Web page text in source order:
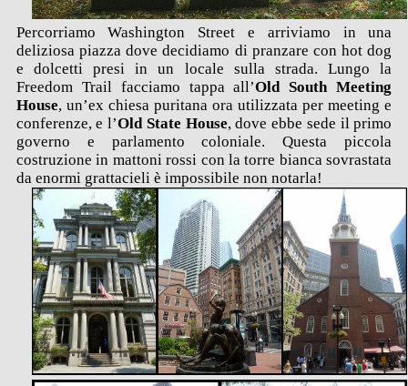
Percorriamo Washington Street e arriviamo in una
deliziosa piazza dove decidiamo di pranzare con hot dog
e dolcetti presi in un locale sulla strada. Lungo la
Freedom Trail facciamo tappa all’Old South Meeting
House, un’ex chiesa puritana ora utilizzata per meeting e
conferenze, e l’Old State House, dove ebbe sede il primo
governo e parlamento coloniale. Questa piccola
costruzione in mattoni rossi con la torre bianca sovrastata
da enormi grattacieli è impossibile non notarla!